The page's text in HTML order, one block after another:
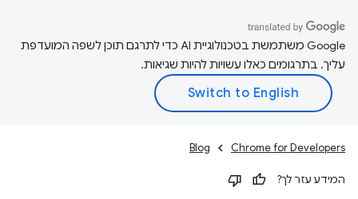
‫Google משתמשת בטכנולוגיית AI כדי לתרגם תוכן לשפה המועדפת
עליך. בתרגומים כאלו עשויות להיות שגיאות.
Chrome for Developers
Blog
המידע עזר לך?